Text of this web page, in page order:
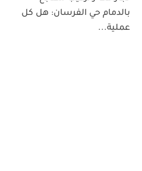
بالدمام حي الفرسان: هل كل
عملية...